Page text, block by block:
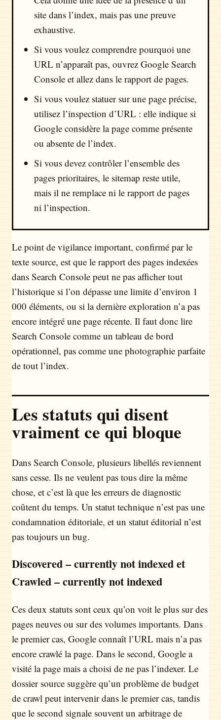
site dans l’index, mais pas une preuve
exhaustive.
Si vous voulez comprendre pourquoi une
URL n’apparaît pas, ouvrez Google Search
Console et allez dans le rapport de pages.
Si vous voulez statuer sur une page précise,
utilisez l’inspection d’URL : elle indique si
Google considère la page comme présente
ou absente de l’index.
Si vous devez contrôler l’ensemble des
pages prioritaires, le sitemap reste utile,
mais il ne remplace ni le rapport de pages
ni l’inspection.
Le point de vigilance important, confirmé par le
texte source, est que le rapport des pages indexées
dans Search Console peut ne pas afficher tout
l’historique si l’on dépasse une limite d’environ 1
000 éléments, ou si la dernière exploration n’a pas
encore intégré une page récente. Il faut donc lire
Search Console comme un tableau de bord
opérationnel, pas comme une photographie parfaite
de tout l’index.
Les statuts qui disent
vraiment ce qui bloque
Dans Search Console, plusieurs libellés reviennent
sans cesse. Ils ne veulent pas tous dire la même
chose, et c’est là que les erreurs de diagnostic
coûtent du temps. Un statut technique n’est pas une
condamnation éditoriale, et un statut éditorial n’est
pas toujours un bug.
Discovered – currently not indexed et
Crawled – currently not indexed
Ces deux statuts sont ceux qu’on voit le plus sur des
pages neuves ou sur des volumes importants. Dans
le premier cas, Google connaît l’URL mais n’a pas
encore crawlé la page. Dans le second, Google a
visité la page mais a choisi de ne pas l’indexer. Le
dossier source suggère qu’un problème de budget
de crawl peut intervenir dans le premier cas, tandis
que le second signale souvent un arbitrage de